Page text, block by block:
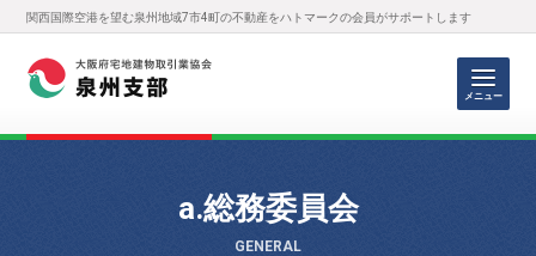
関西国際空港を望む泉州地域7市4町の不動産をハトマークの会員がサポートします
メニュー
a.総務委員会
GENERAL